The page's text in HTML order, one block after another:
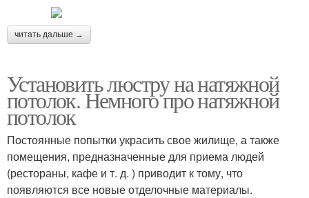
читать дальше →
Установить люстру на натяжной
потолок. Немного про натяжной
потолок
Постоянные попытки украсить свое жилище, а также
помещения, предназначенные для приема людей
(рестораны, кафе и т. д. ) приводит к тому, что
появляются все новые отделочные материалы.